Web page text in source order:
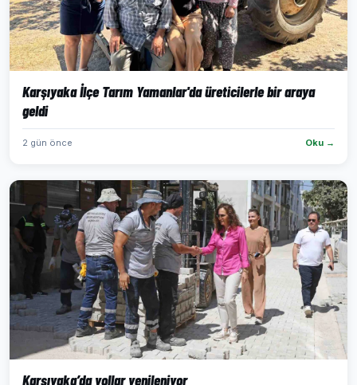
Karşıyaka İlçe Tarım Yamanlar'da üreticilerle bir araya
geldi
2 gün önce Oku →
Karşıyaka’da yollar yenileniyor